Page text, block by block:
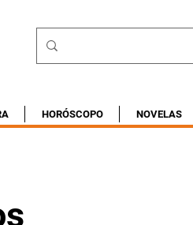
HORÓSCOPO NOVELAS